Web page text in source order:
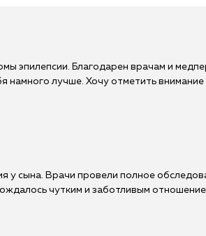
эпилепсии. Благодарен врачам и
лучше. Хочу отметить внимание
у сына. Врачи провели полное
чутким и заботливым